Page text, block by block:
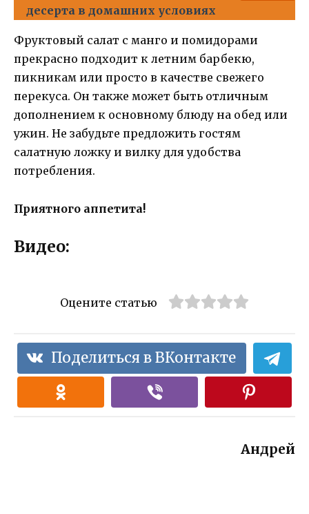
десерта в домашних условиях
Фруктовый салат с манго и помидорами
прекрасно подходит к летним барбекю,
пикникам или просто в качестве свежего
перекуса. Он также может быть отличным
дополнением к основному блюду на обед или
ужин. Не забудьте предложить гостям
салатную ложку и вилку для удобства
потребления.
Приятного аппетита!
Видео:
Оцените статью
Поделиться в ВКонтакте
Андрей